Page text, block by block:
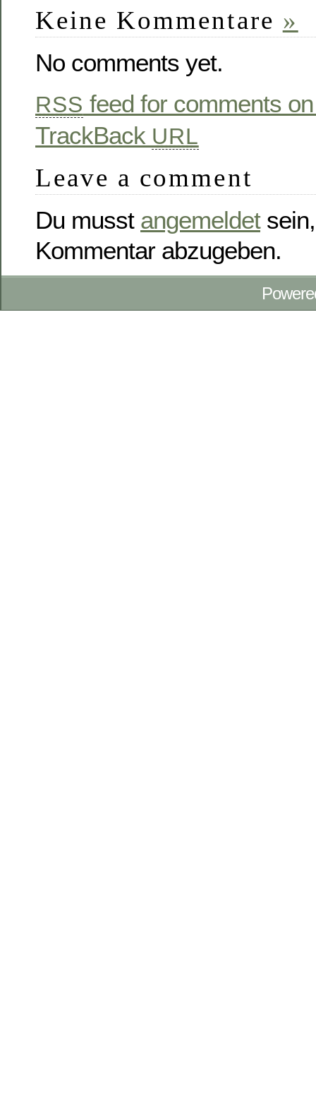
Keine Kommentare »
No comments yet.
RSS feed for comments
TrackBack URL
Leave a comment
Du musst angemeldet
Kommentar abzugeben.